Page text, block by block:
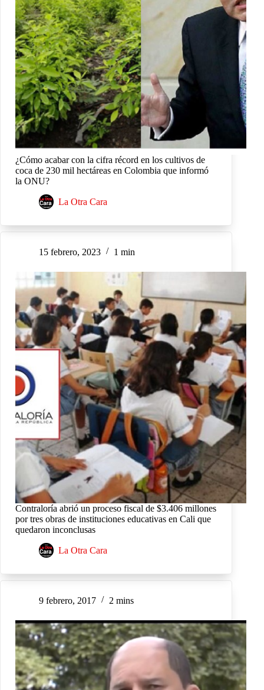
¿Cómo acabar con la cifra récord en los cultivos de
coca de 230 mil hectáreas en Colombia que informó
la ONU?
La Otra Cara
15 febrero, 2023 1 min
Contraloría abrió un proceso fiscal de $3.406 millones
por tres obras de instituciones educativas en Cali que
quedaron inconclusas
La Otra Cara
9 febrero, 2017 2 mins